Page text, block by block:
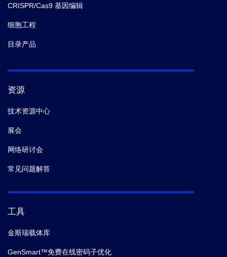
CRISPR/Cas9 基因编辑
细胞工程
目录产品
资源
技术资源中心
展会
网络研讨会
常见问题解答
工具
金斯瑞载体库
GenSmart™免费在线密码子优化